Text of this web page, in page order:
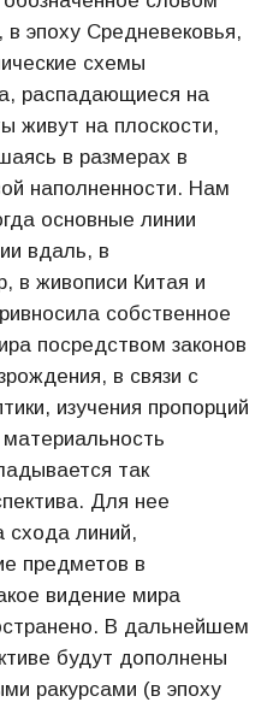
эпоху Средневековья,
схемы
распадающиеся на
живут на плоскости,
в размерах в
наполненности. Нам
основные линии
вдаль, в
в живописи Китая и
собственное
посредством законов
в связи с
изучения пропорций
так
Для нее
схода линий,
предметов в
видение мира
В дальнейшем
будут дополнены
ракурсами (в эпоху